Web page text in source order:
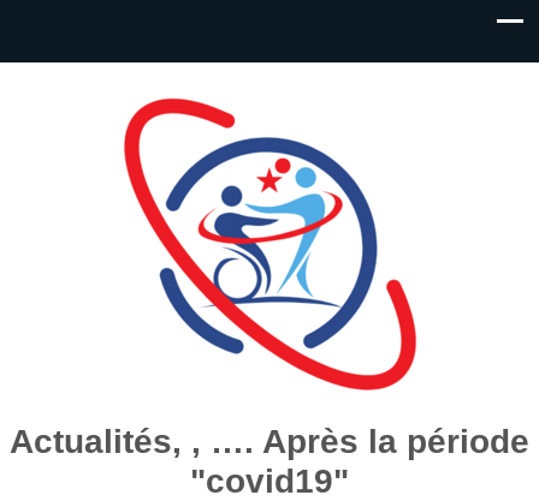
Actualités, , …. Après la période
"covid19"